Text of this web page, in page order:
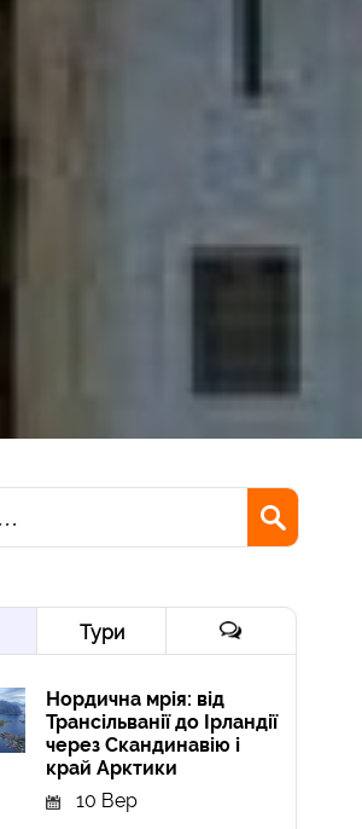
Тури
Нордична мрія: від
Трансільванії до Ірландії
через Скандинавію і
край Арктики
10 Вер